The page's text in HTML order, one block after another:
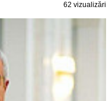
62 vizualizări